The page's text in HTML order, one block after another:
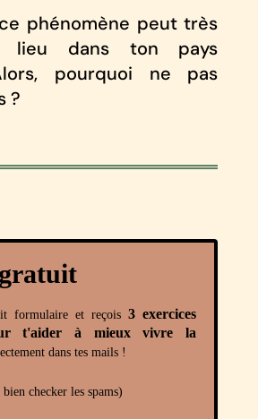
phénomène peut très
lieu dans ton pays
pourquoi ne pas
?
formulaire et reçois 3 exercices
t'aider à mieux vivre la
dans tes mails !
checker les spams)